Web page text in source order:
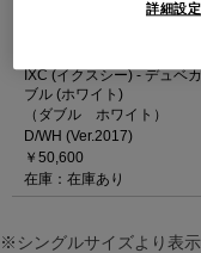
IXC (イクスシー) - デュベ
ブル (ホワイト)
（ダブル ホワイト）
D/WH (Ver.2017)
￥50,600
在庫：在庫あり
※シングルサイズより表
詳細設定